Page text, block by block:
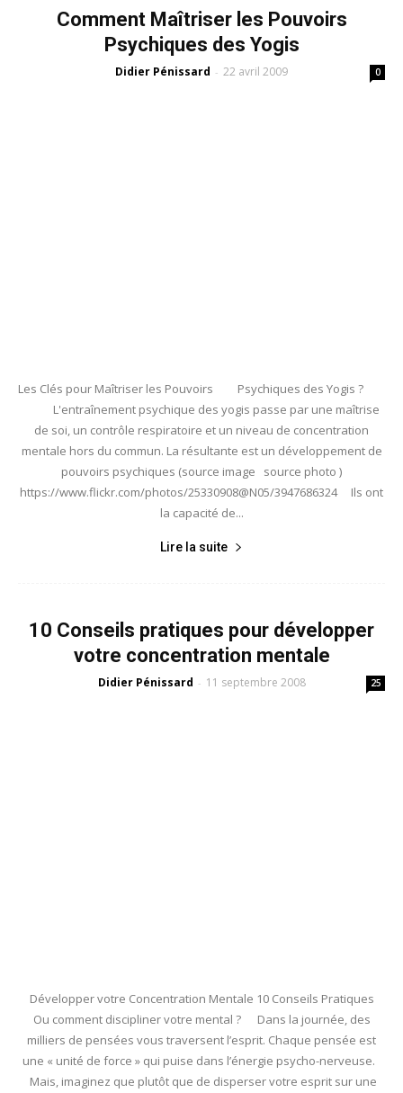
Comment Maîtriser les Pouvoirs
Psychiques des Yogis
Didier Pénissard - 22 avril 2009 0
Les Clés pour Maîtriser les Pouvoirs Psychiques des Yogis ?
L'entraînement psychique des yogis passe par une maîtrise
de soi, un contrôle respiratoire et un niveau de concentration
mentale hors du commun. La résultante est un développement de
pouvoirs psychiques (source image source photo )
https://www.flickr.com/photos/25330908@N05/3947686324 Ils ont
la capacité de...
Lire la suite
10 Conseils pratiques pour développer
votre concentration mentale
Didier Pénissard - 11 septembre 2008 25
Développer votre Concentration Mentale 10 Conseils Pratiques
Ou comment discipliner votre mental ? Dans la journée, des
milliers de pensées vous traversent l’esprit. Chaque pensée est
une « unité de force » qui puise dans l’énergie psycho-nerveuse.
Mais, imaginez que plutôt que de disperser votre esprit sur une